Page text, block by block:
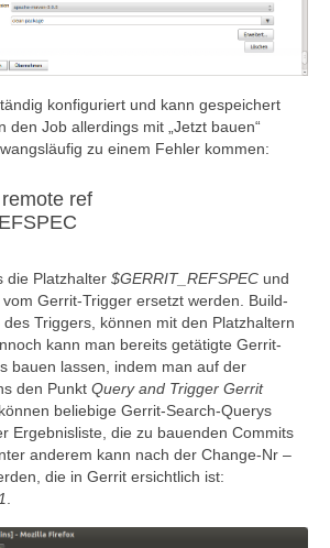
konfiguriert und kann gespeichert
den Job allerdings mit „Jetzt bauen“
zu einem Fehler kommen:
remote ref
die Platzhalter $GERRIT_REFSPEC und
vom Gerrit-Trigger ersetzt werden. Build-
Triggers, können mit den Platzhaltern
kann man bereits getätigte Gerrit-
bauen lassen, indem man auf der
den Punkt Query and Trigger Gerrit
beliebige Gerrit-Search-Querys
Ergebnisliste, die zu bauenden Commits
anderem kann nach der Change-Nr –
die in Gerrit ersichtlich ist: